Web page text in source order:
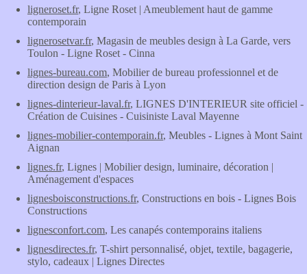
ligneroset.fr, Ligne Roset | Ameublement haut de gamme
contemporain
lignerosetvar.fr, Magasin de meubles design à La Garde, vers
Toulon - Ligne Roset - Cinna
lignes-bureau.com, Mobilier de bureau professionnel et de
direction design de Paris à Lyon
lignes-dinterieur-laval.fr, LIGNES D'INTERIEUR site officiel -
Création de Cuisines - Cuisiniste Laval Mayenne
lignes-mobilier-contemporain.fr, Meubles - Lignes à Mont Saint
Aignan
lignes.fr, Lignes | Mobilier design, luminaire, décoration |
Aménagement d'espaces
lignesboisconstructions.fr, Constructions en bois - Lignes Bois
Constructions
lignesconfort.com, Les canapés contemporains italiens
lignesdirectes.fr, T-shirt personnalisé, objet, textile, bagagerie,
stylo, cadeaux | Lignes Directes